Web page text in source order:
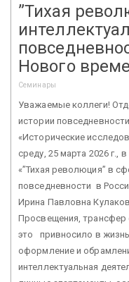
”Тихая
Нового
Семинары
Уважаемые коллеги!
истории
«Исторические
среду, 25 марта 2026 г.,
«”Тихая революция” в
повседневности в
Ирина Павловна
Просвещения, трансфер
это привносило в
оформление и
интеллектуальная